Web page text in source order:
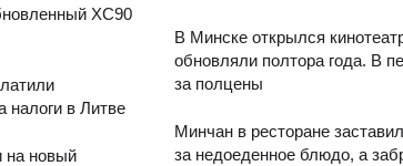
XC90
налоги в Литве
новый
В Минске открылся
обновляли полтора года. В
за полцены
Минчан в ресторане
за недоеденное блюдо, а